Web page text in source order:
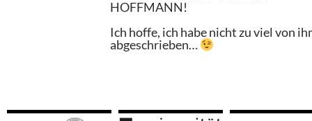
HOFFMANN!
Ich hoffe, ich habe nicht zu viel von
abgeschrieben…